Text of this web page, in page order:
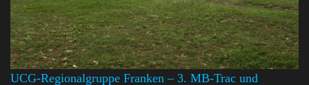
UCG-Regionalgruppe Franken – 3. MB-Trac und